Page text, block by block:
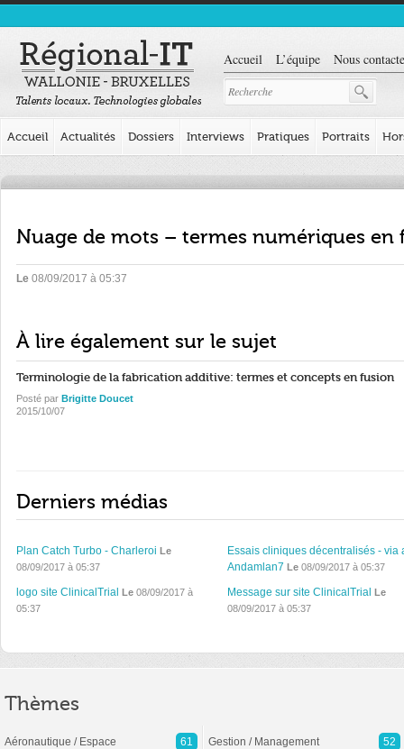
Accueil L’équipe Nous
Accueil Actualités Dossiers Interviews Pratiques Portraits
Nuage de mots – termes numériques en
Le 08/09/2017 à 05:37
À lire également sur le sujet
Terminologie de la fabrication additive: termes et concepts en fusion
Posté par Brigitte Doucet
2015/10/07
Derniers médias
Plan Catch Turbo - Charleroi Le
08/09/2017 à 05:37
Essais cliniques décentralisés - via
Andamlan7 Le08/09/2017 à 05:37
logo site ClinicalTrial Le 08/09/2017 à
05:37
Message sur site ClinicalTrial Le
08/09/2017 à 05:37
Thèmes
Aéronautique / Espace
61
Gestion / Management
52